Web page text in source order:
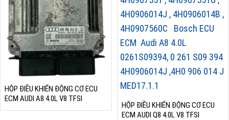
HỘP ĐIỀU KHIỂN ĐỘNG CƠ ECU
ECM AUDI A8 4.0L V8 TFSI
HỘP ĐIỀU KHIỂN ĐỘNG CƠ ECU
ECM AUDI Q8 4.0L V8 TFSI